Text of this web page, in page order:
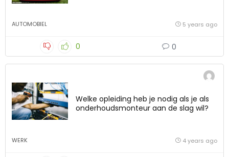
AUTOMOBIEL 5 years ago
0 0
Welke opleiding heb je nodig als je als
onderhoudsmonteur aan de slag wil?
WERK 4 years ago